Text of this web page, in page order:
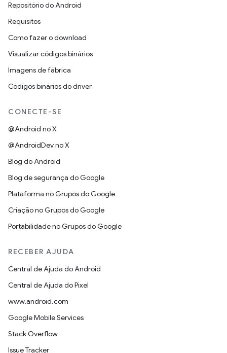
Repositório do Android
Requisitos
Como fazer o download
Visualizar códigos binários
Imagens de fábrica
Códigos binários do driver
CONECTE-SE
@Android no X
@AndroidDev no X
Blog do Android
Blog de segurança do Google
Plataforma no Grupos do Google
Criação no Grupos do Google
Portabilidade no Grupos do Google
RECEBER AJUDA
Central de Ajuda do Android
Central de Ajuda do Pixel
www.android.com
Google Mobile Services
Stack Overflow
Issue Tracker